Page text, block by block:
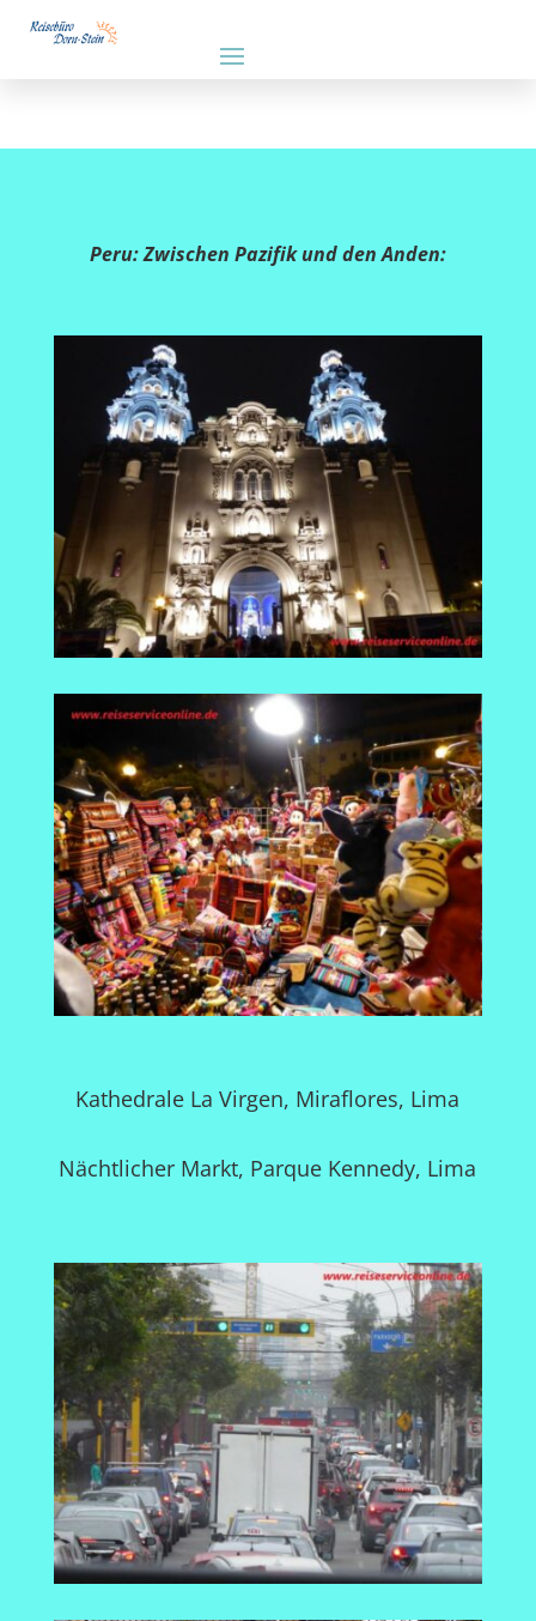
Peru: Zwischen Pazifik und den Anden:
Kathedrale La Virgen, Miraflores, Lima
Nächtlicher Markt, Parque Kennedy, Lima